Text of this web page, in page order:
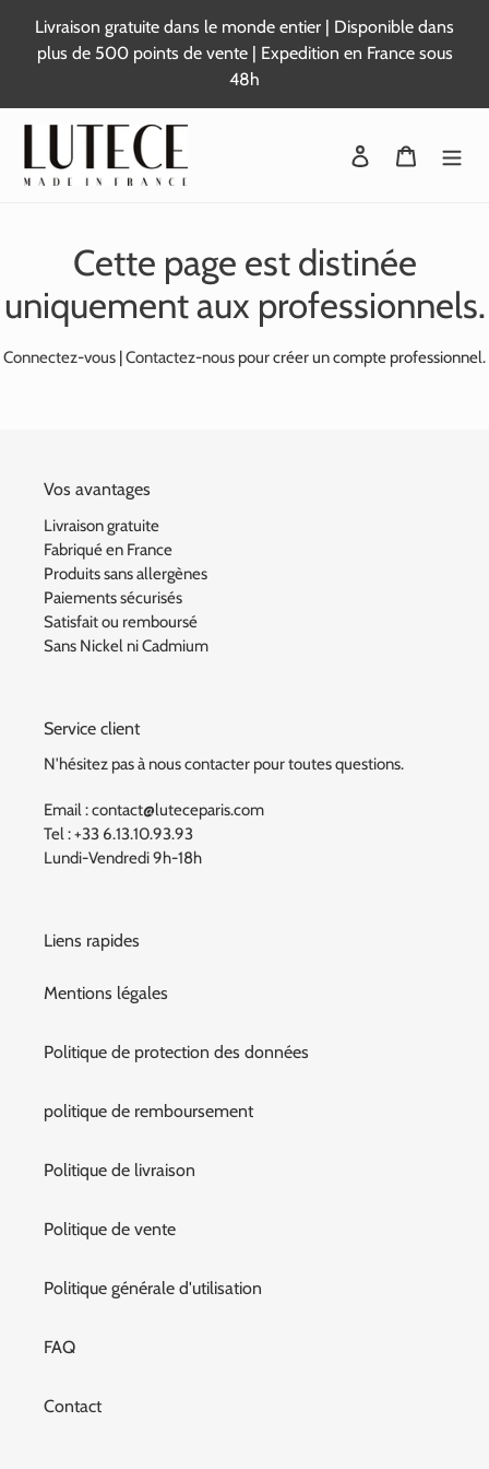
contenu
Livraison gratuite dans le monde entier | Disponible dans
plus de 500 points de vente | Expedition en France sous
48h
Se connecter
Panier
Cette page est distinée
uniquement aux professionnels.
Connectez-vous Contactez-nous pour créer un compte professionnel.
Vos avantages
Livraison gratuite
Fabriqué en France
Produits sans allergènes
Paiements sécurisés
Satisfait ou remboursé
Sans Nickel ni Cadmium
Service client
N'hésitez pas à nous contacter pour toutes questions.
Email : contact@luteceparis.com
Tel : +33 6.13.10.93.93
Lundi-Vendredi 9h-18h
Liens rapides
Mentions légales
Politique de protection des données
politique de remboursement
Politique de livraison
Politique de vente
Politique générale d'utilisation
FAQ
Contact